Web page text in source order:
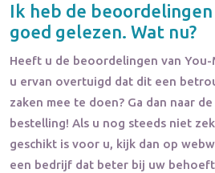
Ik heb de
goed gelezen. Wat nu?
Heeft u de beoordelingen van You-
u ervan overtuigd dat dit een
zaken mee te doen? Ga dan naar
bestelling! Als u nog steeds niet
geschikt is voor u, kijk dan op
een bedrijf dat beter bij uw